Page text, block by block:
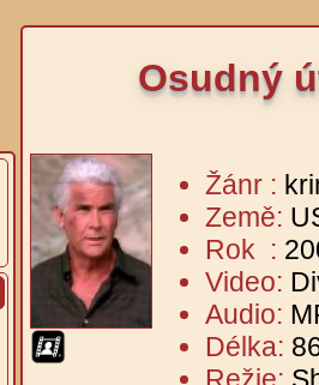
Osudný
Žánr :
Země:
Rok :
Video:
Audio:
Délka: